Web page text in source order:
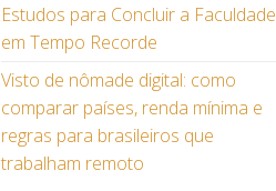
Estudos para Concluir a Faculdade
em Tempo Recorde
Visto de nômade digital: como
comparar países, renda mínima e
regras para brasileiros que
trabalham remoto